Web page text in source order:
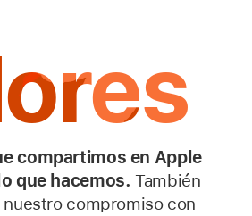
compartimos en Apple
que hacemos. También
nuestro compromiso con